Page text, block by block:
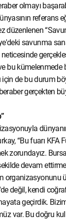
olmayı
düzenlenen
savunma
bu
için de bu durum
gerçekten
“Bu fuarı KFA
zorundayız.
devam
değil, kendi
geçirdik.
var. Bu doğru